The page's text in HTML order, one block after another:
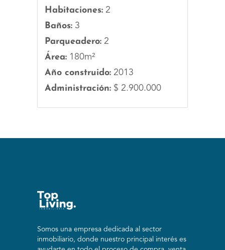
Habitaciones: 2
Baños: 3
Parqueadero: 2
Área: 180m²
Año construido: 2013
Administración: $ 2.900.000
Somos una empresa dedicada al sector
inmobiliario, donde nuestro principal interés es